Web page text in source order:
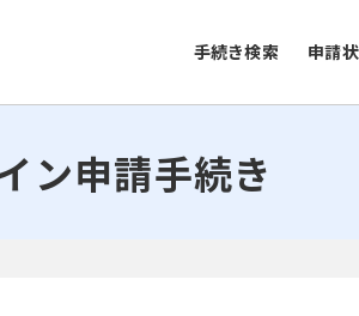
手続き検索 申請
ン申請手続き